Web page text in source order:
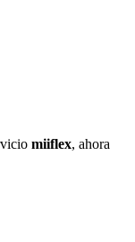
miiflex, ahora